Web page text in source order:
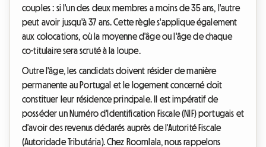
couples : si l'un des deux membres a moins de 35 ans, l'autre
peut avoir jusqu'à 37 ans. Cette règle s'applique également
aux colocations, où la moyenne d'âge ou l'âge de chaque
co-titulaire sera scruté à la loupe.
Outre l'âge, les candidats doivent résider de manière
permanente au Portugal et le logement concerné doit
constituer leur résidence principale. Il est impératif de
posséder un Numéro d'Identification Fiscale (NIF) portugais et
d'avoir des revenus déclarés auprès de l'Autorité Fiscale
(Autoridade Tributária). Chez Roomlala, nous rappelons